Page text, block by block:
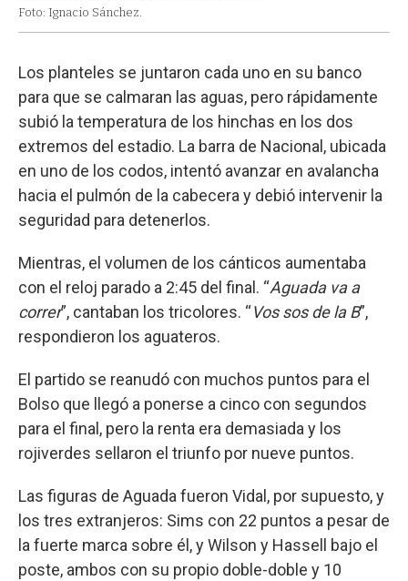
Foto: Ignacio Sánchez.
Los planteles se juntaron cada uno en su banco
para que se calmaran las aguas, pero rápidamente
subió la temperatura de los hinchas en los dos
extremos del estadio. La barra de Nacional, ubicada
en uno de los codos, intentó avanzar en avalancha
hacia el pulmón de la cabecera y debió intervenir la
seguridad para detenerlos.
Mientras, el volumen de los cánticos aumentaba
con el reloj parado a 2:45 del final. “Aguada va a
correr”, cantaban los tricolores. “Vos sos de la B”,
respondieron los aguateros.
El partido se reanudó con muchos puntos para el
Bolso que llegó a ponerse a cinco con segundos
para el final, pero la renta era demasiada y los
rojiverdes sellaron el triunfo por nueve puntos.
Las figuras de Aguada fueron Vidal, por supuesto, y
los tres extranjeros: Sims con 22 puntos a pesar de
la fuerte marca sobre él, y Wilson y Hassell bajo el
poste, ambos con su propio doble-doble y 10